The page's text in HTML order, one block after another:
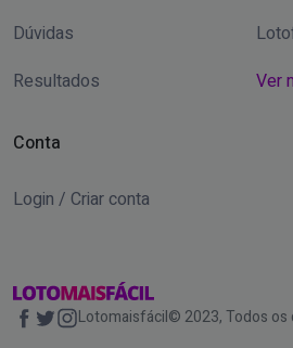
Dúvidas
Resultados
Ver
Conta
Login / Criar conta
Lotomaisfácil© 2023, Todos